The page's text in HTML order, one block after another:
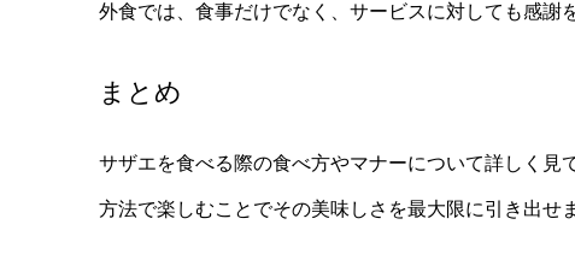
外食では、食事だけでなく、サービスに対しても感謝
まとめ
サザエを食べる際の食べ方やマナーについて詳しく
方法で楽しむことでその美味しさを最大限に引き出せ